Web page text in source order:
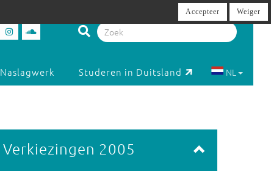
Naslagwerk Studeren in Duitsland NL
Verkiezingen 2005
Accepteer Weiger